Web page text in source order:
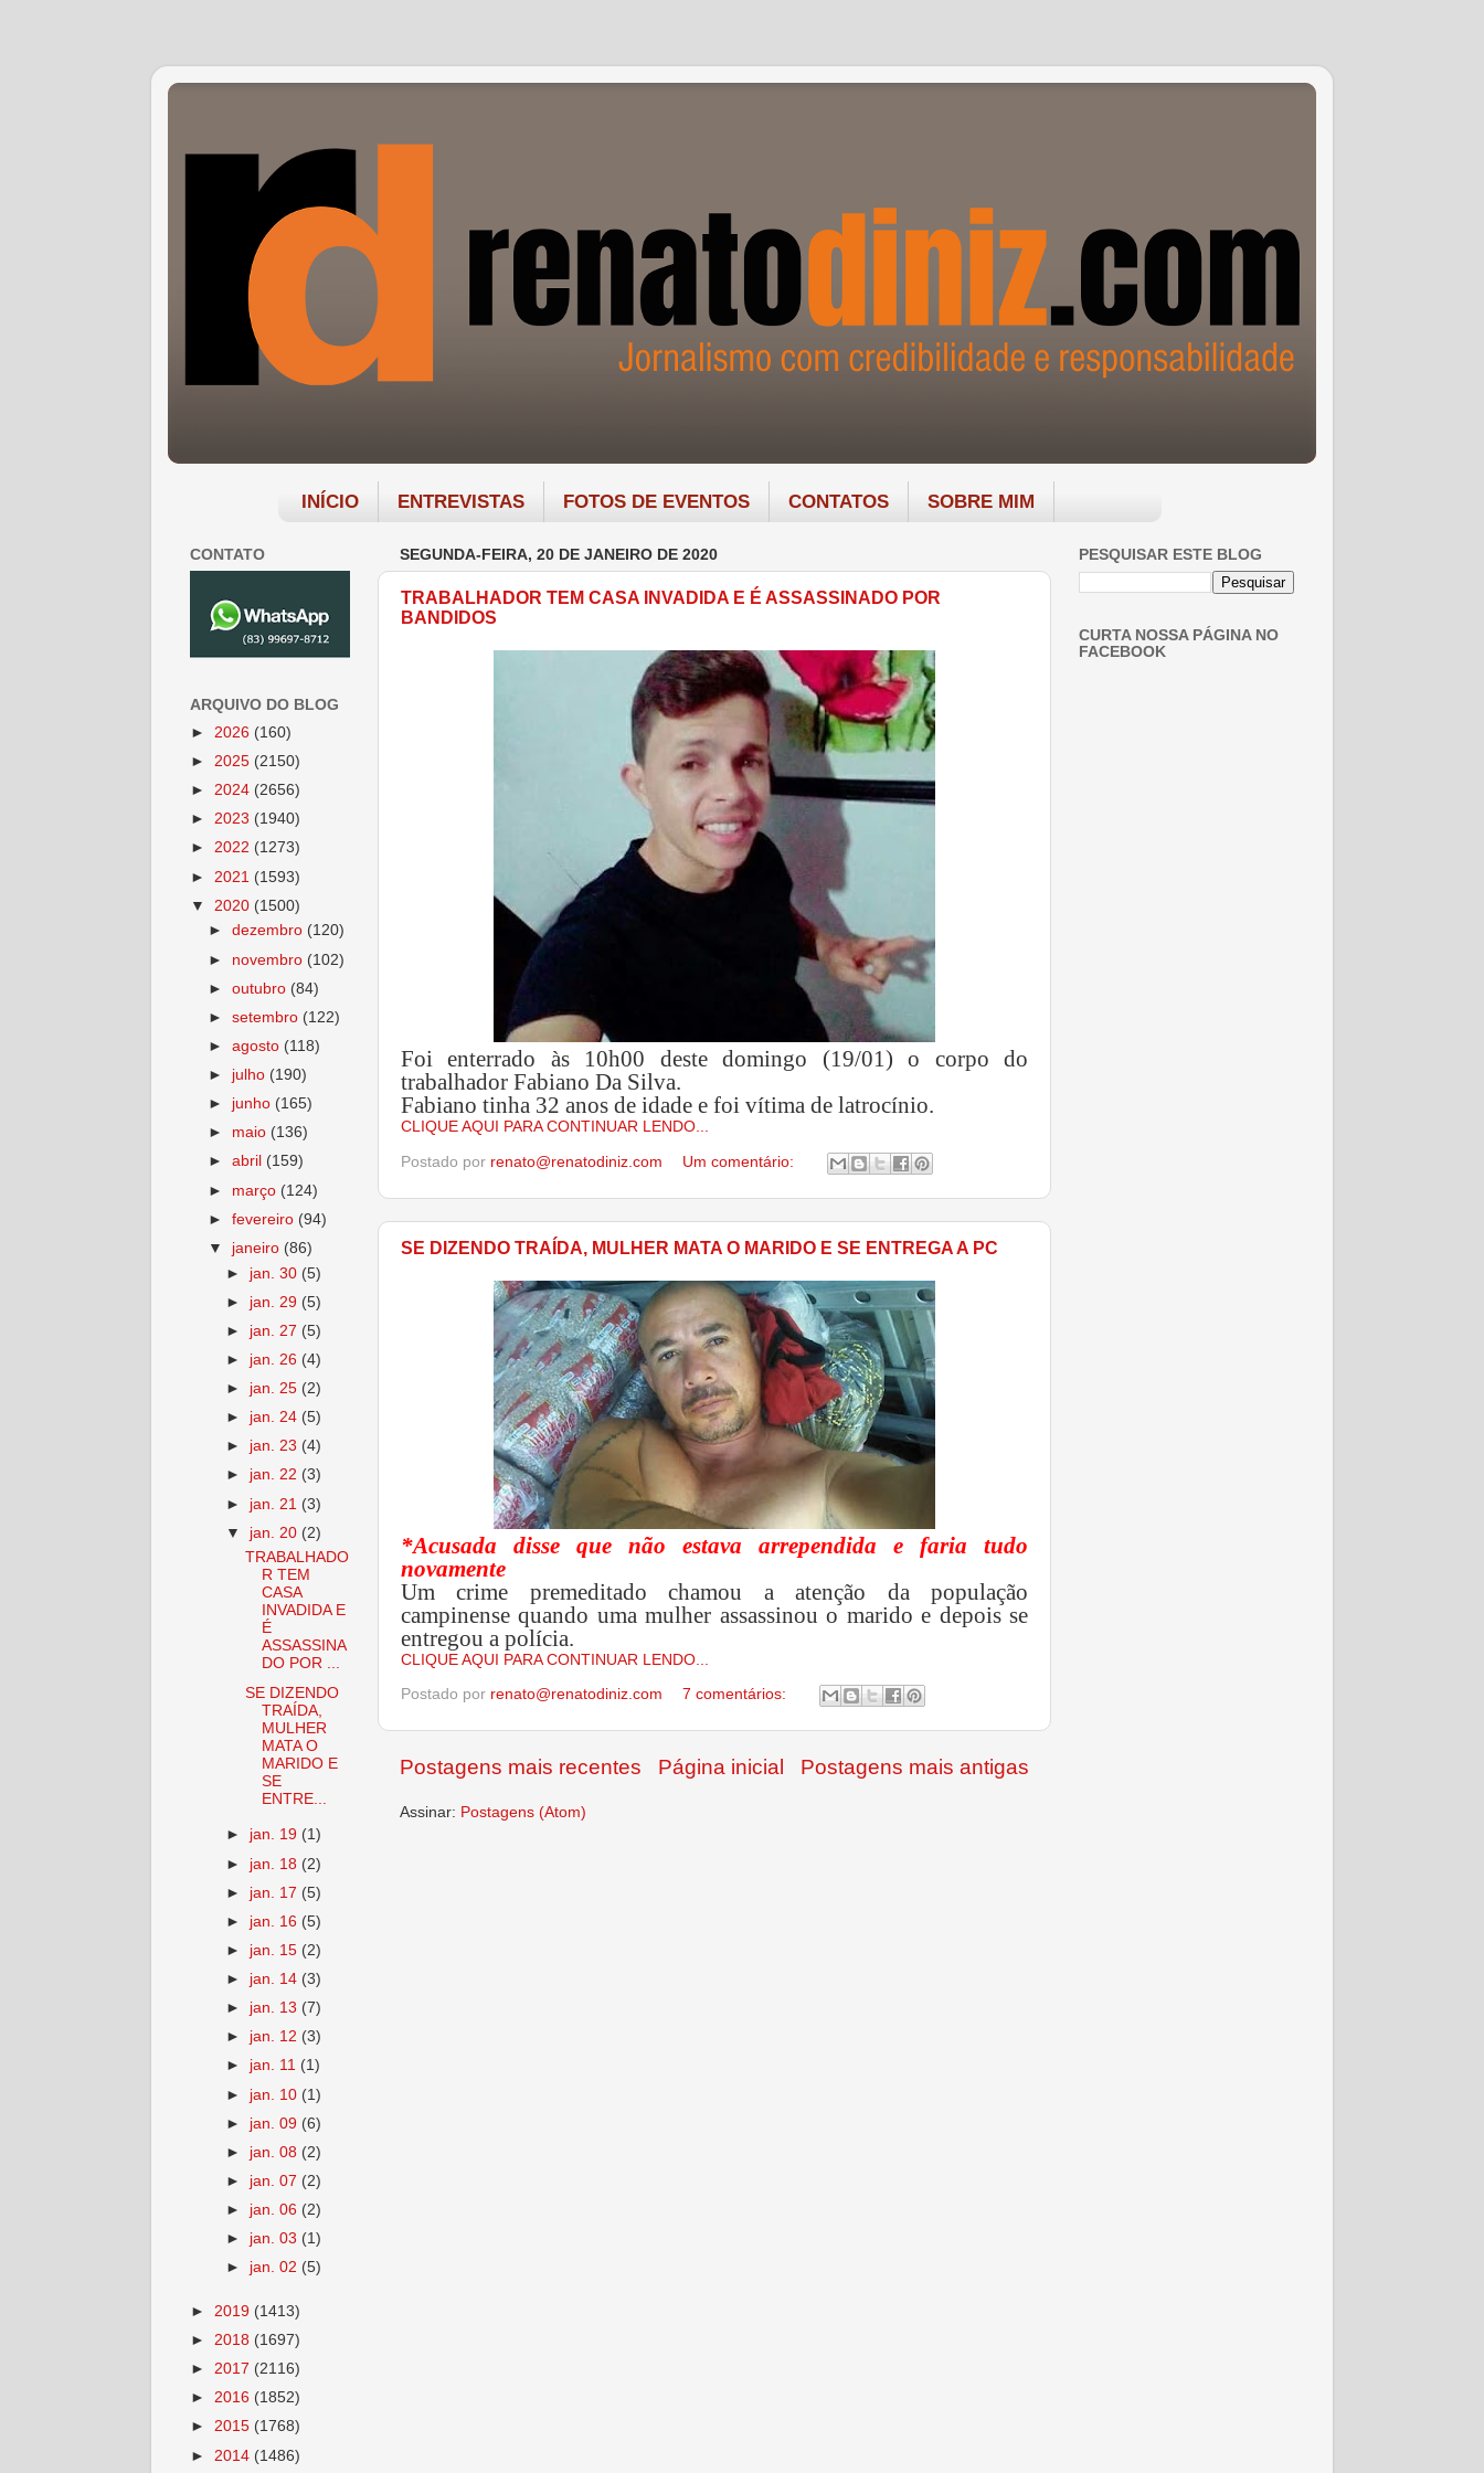
INÍCIO ENTREVISTAS FOTOS DE EVENTOS CONTATOS SOBRE MIM
SEGUNDA-FEIRA, 20 DE JANEIRO DE 2020
TRABALHADOR TEM CASA INVADIDA E É ASSASSINADO POR
BANDIDOS
Foi enterrado às 10h00 deste domingo (19/01) o corpo do
trabalhador Fabiano Da Silva.
Fabiano tinha 32 anos de idade e foi vítima de latrocínio.
CLIQUE AQUI PARA CONTINUAR LENDO...
Postado por renato@renatodiniz.com Um comentário:
SE DIZENDO TRAÍDA, MULHER MATA O MARIDO E SE ENTREGA A PC
*Acusada disse que não estava arrependida e faria tudo
novamente
Um crime premeditado chamou a atenção da população
campinense quando uma mulher assassinou o marido e depois se
entregou a polícia.
CLIQUE AQUI PARA CONTINUAR LENDO...
Postado por renato@renatodiniz.com 7 comentários:
Postagens mais recentes Postagens mais antigas
Página inicial
Assinar: Postagens (Atom)
CONTATO
ARQUIVO DO BLOG
► 2026 (160)
► 2025 (2150)
► 2024 (2656)
► 2023 (1940)
► 2022 (1273)
► 2021 (1593)
▼ 2020 (1500)
►dezembro (120)
► novembro (102)
►outubro (84)
►setembro (122)
►agosto (118)
► julho (190)
► junho (165)
► maio (136)
►abril (159)
► março (124)
►fevereiro (94)
▼ janeiro (86)
► jan. 30 (5)
► jan. 29 (5)
► jan. 27 (5)
► jan. 26 (4)
► jan. 25 (2)
► jan. 24 (5)
► jan. 23 (4)
► jan. 22 (3)
► jan. 21 (3)
▼ jan. 20 (2)
TRABALHADO
R TEM
CASA
INVADIDA E
É
ASSASSINA
DO POR ...
SE DIZENDO
TRAÍDA,
MULHER
MATA O
MARIDO E
SE
ENTRE...
► jan. 19 (1)
► jan. 18 (2)
► jan. 17 (5)
► jan. 16 (5)
► jan. 15 (2)
► jan. 14 (3)
► jan. 13 (7)
► jan. 12 (3)
► jan. 11 (1)
► jan. 10 (1)
► jan. 09 (6)
► jan. 08 (2)
► jan. 07 (2)
► jan. 06 (2)
► jan. 03 (1)
► jan. 02 (5)
► 2019 (1413)
► 2018 (1697)
► 2017 (2116)
► 2016 (1852)
► 2015 (1768)
► 2014 (1486)
PESQUISAR ESTE BLOG
CURTA NOSSA PÁGINA NO
FACEBOOK